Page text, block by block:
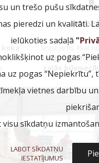
Iespējams ēkai
un trešo pušu
pieredzi un kvalitāti.
ielūkoties sadaļā "
uz pogas
uz pogas
vietnes darbību
visu sīkdatņu
LABOT SĪKDATŅU
IESTATĪJUMUS